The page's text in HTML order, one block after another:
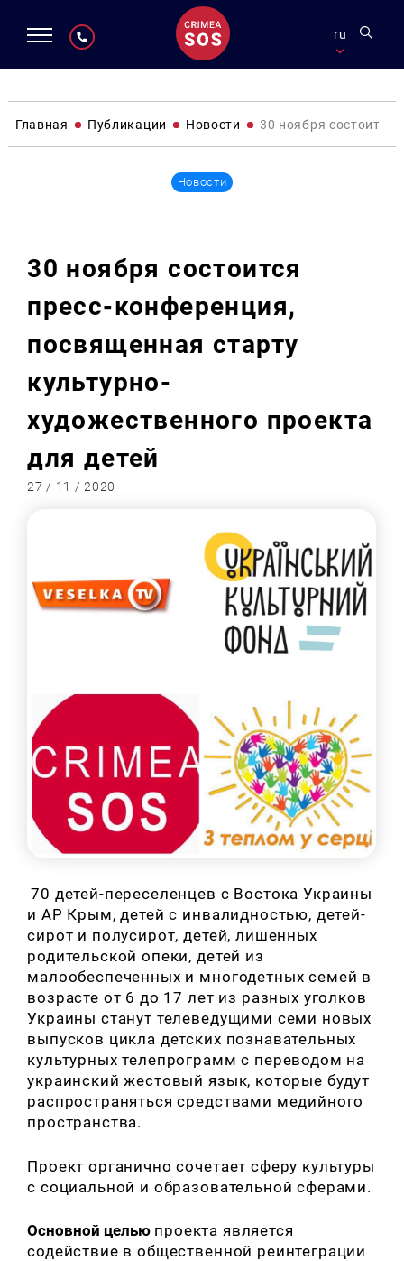
ru
Главная Публикации Новости 30 ноября состоится
Новости
30 ноября состоится
пресс-конференция,
посвященная старту
культурно-
художественного проекта
для детей
27 / 11 / 2020
70 детей-переселенцев с Востока Украины
и АР Крым, детей с инвалидностью, детей-
сирот и полусирот, детей, лишенных
родительской опеки, детей из
малообеспеченных и многодетных семей в
возрасте от 6 до 17 лет из разных уголков
Украины станут телеведущими семи новых
выпусков цикла детских познавательных
культурных телепрограмм с переводом на
украинский жестовый язык, которые будут
распространяться средствами медийного
пространства.
Проект органично сочетает сферу культуры
с социальной и образовательной сферами.
Основной целью проекта является
содействие в общественной реинтеграции